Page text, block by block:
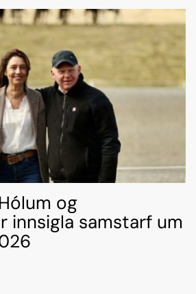
að hafa samband.
og
innsigla samstarf um